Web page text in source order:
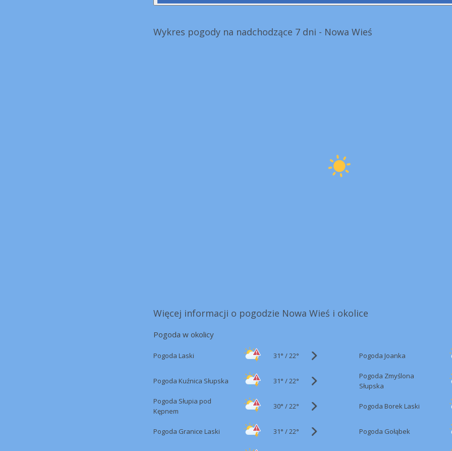
Wykres pogody na nadchodzące 7 dni - Nowa Wieś
Więcej informacji o pogodzie Nowa Wieś i okolice
Pogoda w okolicy
Pogoda Laski 31° /22° Pogoda Joanka
Pogoda Kuźnica Słupska 31° /22°
Pogoda Zmyślona
Słupska
Pogoda Słupia pod
Kępnem
30° /22° Pogoda Borek Laski
Pogoda Granice Laski 31° /22° Pogoda Gołąbek